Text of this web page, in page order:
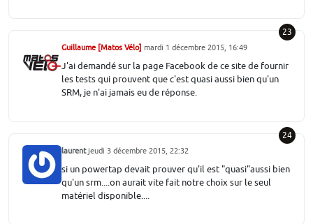
23
Guillaume [Matos Vélo] mardi 1 décembre 2015, 16:49
J'ai demandé sur la page Facebook de ce site de fournir
les tests qui prouvent que c'est quasi aussi bien qu'un
SRM, je n'ai jamais eu de réponse.
24
laurentjeudi 3 décembre 2015, 22:32
si un powertap devait prouver qu'il est "quasi"aussi bien
qu'un srm....on aurait vite fait notre choix sur le seul
matériel disponible....